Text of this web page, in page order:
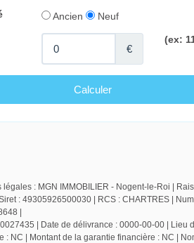
: MGN IMMOBILIER - Nogent-le-Roi |
: 49305926500030 | RCS : CHARTRES |
|
| Date de délivrance : 0000-00-00 |
: NC | Montant de la garantie financière : NC |